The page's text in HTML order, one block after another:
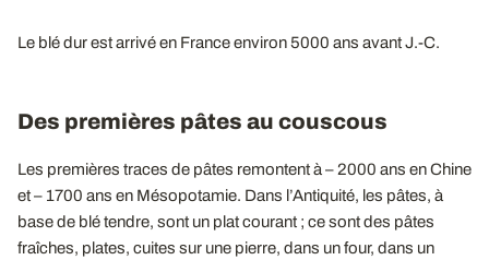
Le blé dur est arrivé en France environ 5000 ans avant J.-C.
Des premières pâtes au couscous
Les premières traces de pâtes remontent à – 2000 ans en Chine
et – 1700 ans en Mésopotamie. Dans l’Antiquité, les pâtes, à
base de blé tendre, sont un plat courant ; ce sont des pâtes
fraîches, plates, cuites sur une pierre, dans un four, dans un